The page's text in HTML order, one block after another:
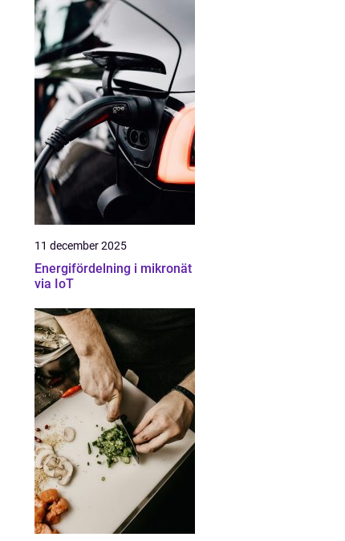
11 december 2025
Energifördelning i mikronät
via IoT